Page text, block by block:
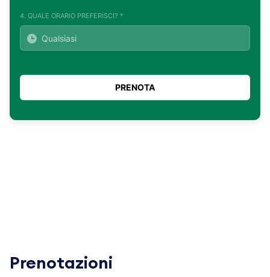
4. QUALE ORARIO PREFERISCI? *
Prenotazioni